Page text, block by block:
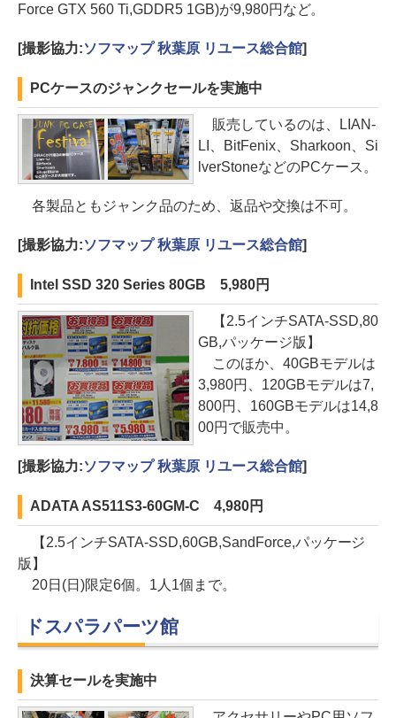
Force GTX 560 Ti,GDDR5 1GB)が9,980円など。
[撮影協力:ソフマップ 秋葉原 リユース総合館]
PCケースのジャンクセールを実施中
販売しているのは、LIAN-
LI、BitFenix、Sharkoon、Si
lverStoneなどのPCケース。
各製品ともジャンク品のため、返品や交換は不可。
[撮影協力:ソフマップ 秋葉原 リユース総合館]
Intel SSD 320 Series 80GB 5,980円
【2.5インチSATA-SSD,80
GB,パッケージ版】
このほか、40GBモデルは
3,980円、120GBモデルは7,
800円、160GBモデルは14,8
00円で販売中。
[撮影協力:ソフマップ 秋葉原 リユース総合館]
ADATA AS511S3-60GM-C 4,980円
【2.5インチSATA-SSD,60GB,SandForce,パッケージ
版】
20日(日)限定6個。1人1個まで。
ドスパラパーツ館
決算セールを実施中